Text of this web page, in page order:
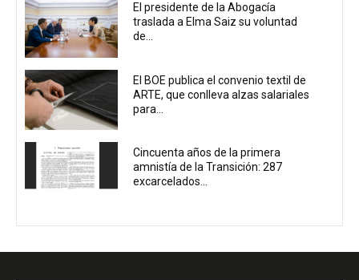
El presidente de la Abogacía
traslada a Elma Saiz su voluntad
de...
El BOE publica el convenio textil de
ARTE, que conlleva alzas salariales
para...
Cincuenta años de la primera
amnistía de la Transición: 287
excarcelados...